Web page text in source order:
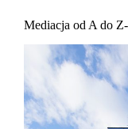
Mediacja od A do